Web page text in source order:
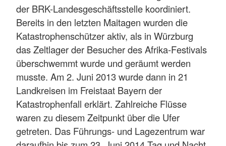
der BRK-Landesgeschäftsstelle koordiniert.
Bereits in den letzten Maitagen wurden die
Katastrophenschützer aktiv, als in Würzburg
das Zeltlager der Besucher des Afrika-Festivals
überschwemmt wurde und geräumt werden
musste. Am 2. Juni 2013 wurde dann in 21
Landkreisen im Freistaat Bayern der
Katastrophenfall erklärt. Zahlreiche Flüsse
waren zu diesem Zeitpunkt über die Ufer
getreten. Das Führungs- und Lagezentrum war